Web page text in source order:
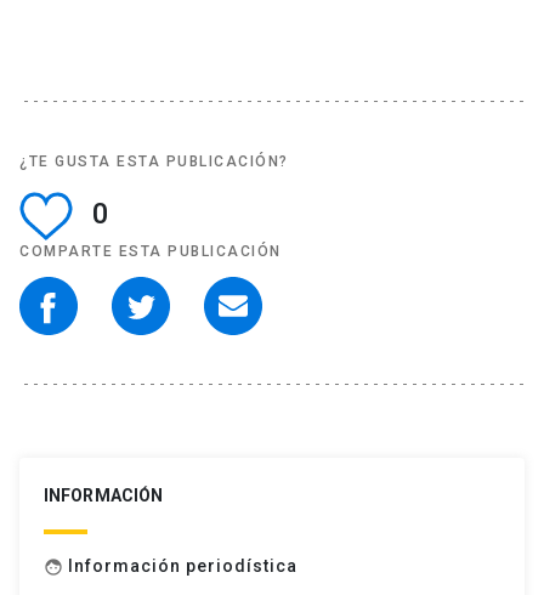
¿TE GUSTA ESTA PUBLICACIÓN?
0
COMPARTE ESTA PUBLICACIÓN
INFORMACIÓN
face Información periodística